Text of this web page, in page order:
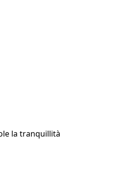
la tranquillità